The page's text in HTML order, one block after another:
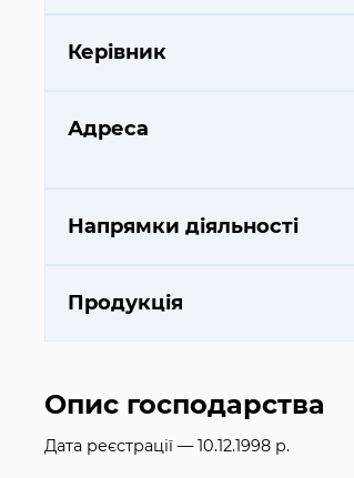
Керівник
Адреса
Напрямки діяльності
Продукція
Опис господарства
Дата реєстрації — 10.12.1998 р.